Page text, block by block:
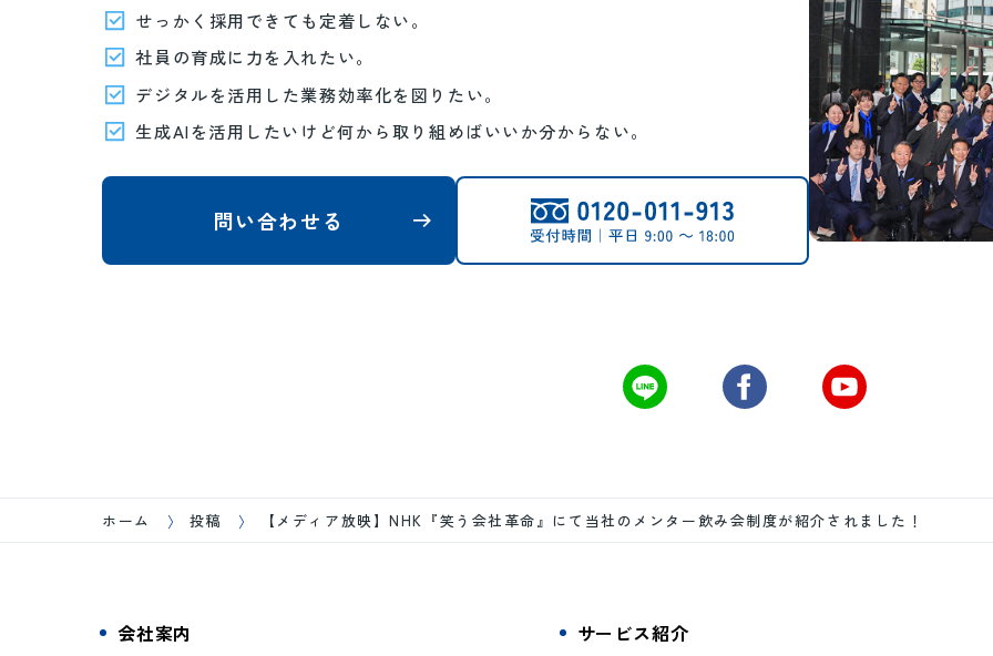
せっかく採用できても定着しない。
社員の育成に力を入れたい。
デジタルを活用した業務効率化を図りたい。
生成AIを活用したいけど何から取り組めばいいか分からない。
問い合わせる
ホーム 投稿 【メディア放映】NHK『笑う会社革命』にて当社のメンター飲み会制度が紹介されました！
会社案内 サービス紹介